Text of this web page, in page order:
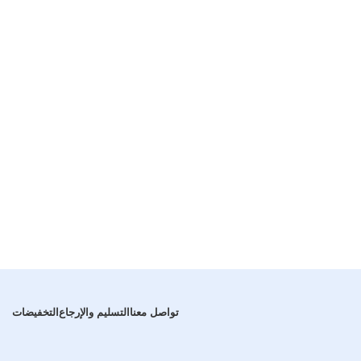
تواصل معنا التسليم والإرجاع التخفيضات